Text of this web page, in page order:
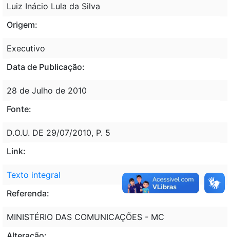
Luiz Inácio Lula da Silva
Origem:
Executivo
Data de Publicação:
28 de Julho de 2010
Fonte:
D.O.U. DE 29/07/2010, P. 5
Link:
Texto integral
Referenda:
MINISTÉRIO DAS COMUNICAÇÕES - MC